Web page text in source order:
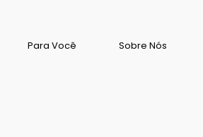
Para Você Sobre Nós